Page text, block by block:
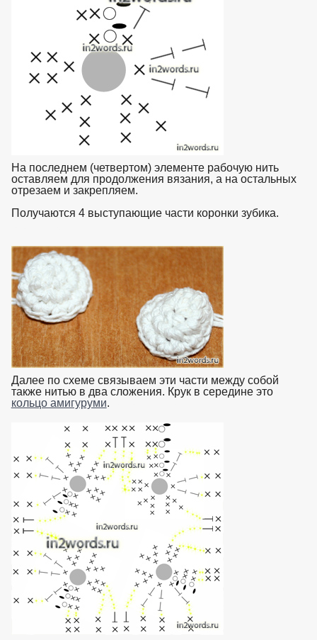
На последнем (четвертом) элементе рабочую нить
оставляем для продолжения вязания, а на остальных
отрезаем и закрепляем.
Получаются 4 выступающие части коронки зубика.
Далее по схеме связываем эти части между собой
также нитью в два сложения. Крук в середине это
кольцо амигуруми.